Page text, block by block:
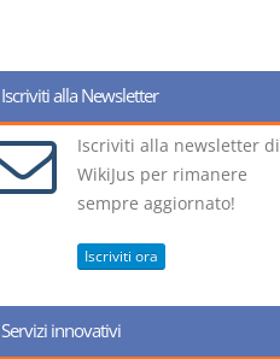
Iscriviti alla Newsletter
Iscriviti alla newsletter di
WikiJus per rimanere
sempre aggiornato!
Iscriviti ora
Servizi innovativi